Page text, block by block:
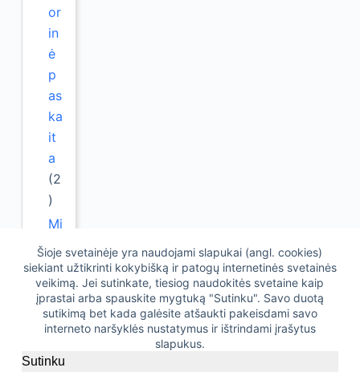
Šioje svetainėje yra naudojami slapukai (angl. cookies)
siekiant užtikrinti kokybišką ir patogų internetinės svetainės
veikimą. Jei sutinkate, tiesiog naudokitės svetaine kaip
įprastai arba spauskite mygtuką "Sutinku". Savo duotą
sutikimą bet kada galėsite atšaukti pakeisdami savo
interneto naršyklės nustatymus ir ištrindami įrašytus
slapukus.
Sutinku
or
in
ė
p
as
ka
it
a
(2
)
Mi
ty
b
os
ps
ic
ol